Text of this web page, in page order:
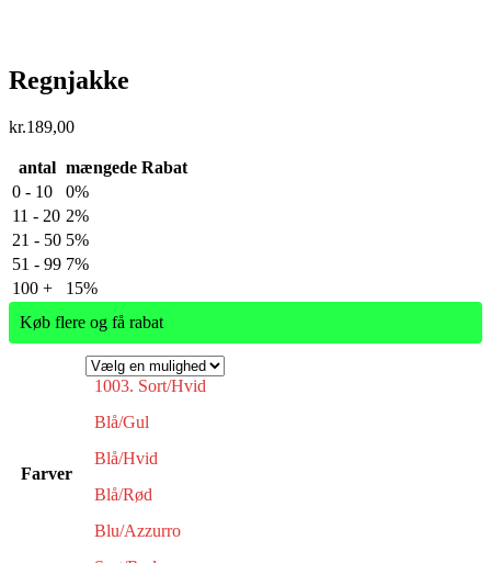
Regnjakke
kr.189,00
antal mængede Rabat
0 - 10
0%
11 - 20 2%
21 - 50 5%
51 - 99 7%
100 +
15%
Køb flere og få rabat
Farver
1003. Sort/Hvid
Blå/Gul
Blå/Hvid
Blå/Rød
Blu/Azzurro